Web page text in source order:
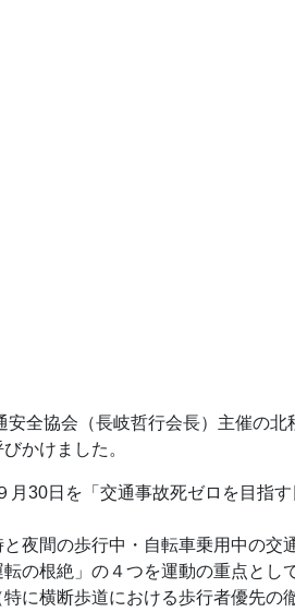
全協会（長岐哲行会長）主催の北
かけました。
30日を「交通事故死ゼロを目指す
夜間の歩行中・自転車乗用中の交
の根絶」の４つを運動の重点とし
に横断歩道における歩行者優先の